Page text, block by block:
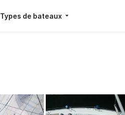
Types de bateaux